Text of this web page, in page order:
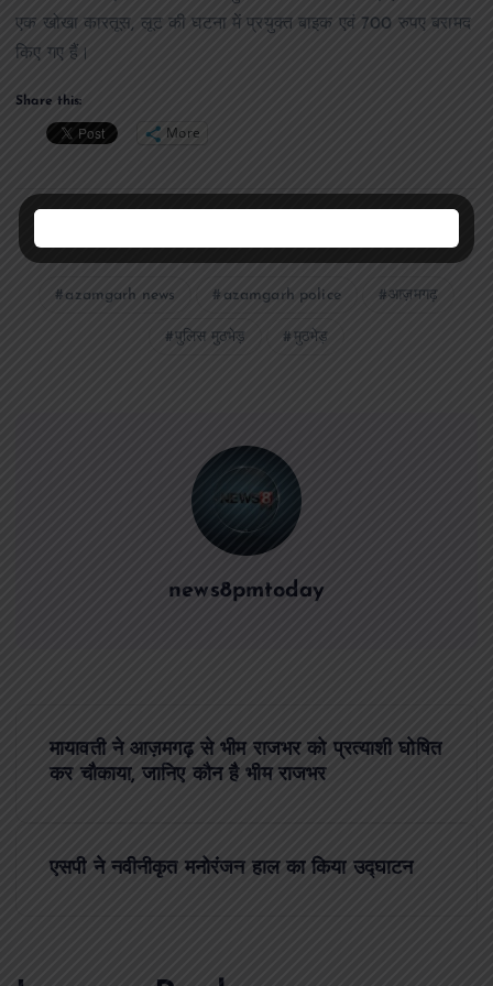
एक खोखा कारतूस, लूट की घटना में प्रयुक्त बाइक एवं 700 रुपए बरामद
किए गए हैं।
Share this:
More
azamgarh news azamgarh police आज़मगढ़
पुलिस मुठभेड़ मुठभेड़
news8pmtoday
मायावती ने आज़मगढ़ से भीम राजभर को प्रत्याशी घोषित
कर चौकाया, जानिए कौन है भीम राजभर
एसपी ने नवीनीकृत मनोरंजन हाल का किया उद्घाटन